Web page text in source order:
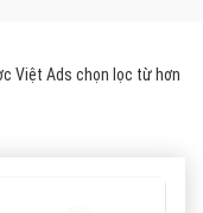
Việt Ads chọn lọc từ hơn